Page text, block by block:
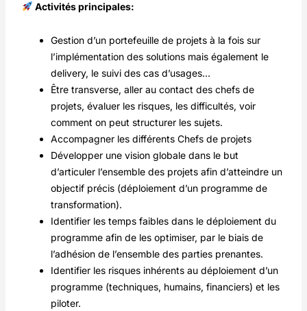
Activités principales:
Gestion d’un portefeuille de projets à la fois sur
l’implémentation des solutions mais également le
delivery, le suivi des cas d’usages…
Être transverse, aller au contact des chefs de
projets, évaluer les risques, les difficultés, voir
comment on peut structurer les sujets.
Accompagner les différents Chefs de projets
Développer une vision globale dans le but
d’articuler l’ensemble des projets afin d’atteindre un
objectif précis (déploiement d’un programme de
transformation).
Identifier les temps faibles dans le déploiement du
programme afin de les optimiser, par le biais de
l’adhésion de l’ensemble des parties prenantes.
Identifier les risques inhérents au déploiement d’un
programme (techniques, humains, financiers) et les
piloter.